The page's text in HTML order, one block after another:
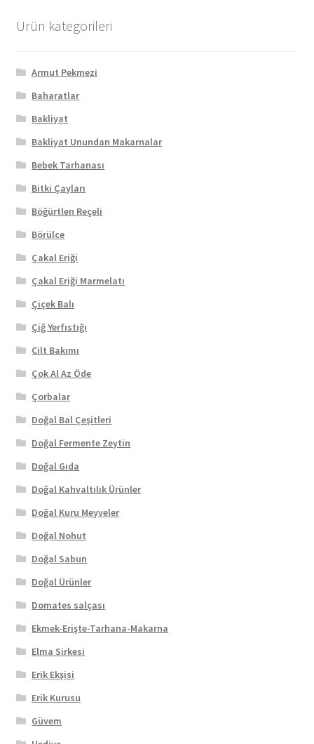
Ürün kategorileri
Armut Pekmezi
Baharatlar
Bakliyat
Bakliyat Unundan Makarnalar
Bebek Tarhanası
Bitki Çayları
Böğürtlen Reçeli
Börülce
Çakal Eriği
Çakal Eriği Marmelatı
Çiçek Balı
Çiğ Yerfıstığı
Cilt Bakımı
Çok Al Az Öde
Çorbalar
Doğal Bal Çeşitleri
Doğal Fermente Zeytin
Doğal Gıda
Doğal Kahvaltılık Ürünler
Doğal Kuru Meyveler
Doğal Nohut
Doğal Sabun
Doğal Ürünler
Domates salçası
Ekmek-Erişte-Tarhana-Makarna
Elma Sirkesi
Erik Ekşisi
Erik Kurusu
Güvem